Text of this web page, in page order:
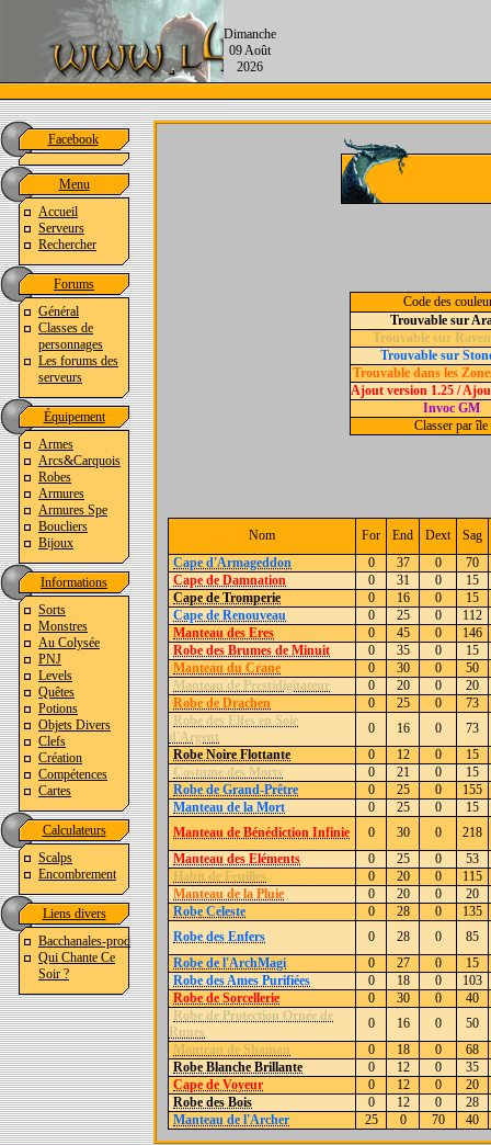
Dimanche
09 Août
2026
Facebook
Menu
Accueil
Serveurs
Rechercher
Forums
Général
Classes de
personnages
Les forums des
serveurs
Équipement
Armes
Arcs&Carquois
Robes
Armures
Armures Spe
Boucliers
Bijoux
Informations
Sorts
Monstres
Au Colysée
PNJ
Levels
Quêtes
Potions
Objets Divers
Clefs
Création
Compétences
Cartes
Calculateurs
Scalps
Encombrement
Liens divers
Bacchanales-prod
Qui Chante Ce
Soir ?
Code des
Trouvable sur
Trouvable sur
Trouvable sur
Trouvable dans les
Ajout version 1.25 /
Invoc GM
Classer par île
Nom For End Dext
Sag
Cape d'Armageddon
0 37 0
70
Cape de Damnation
0 31 0
15
Cape de Tromperie
0 16 0
15
Cape de Renouveau
0 25 0
112
Manteau des Eres
0 45 0
146
Robe des Brumes de Minuit
0 35 0
15
Manteau du Crane
0 30 0
50
Manteau de Prestidigitateur
0 20 0
20
Robe de Drachen
0 25 0
73
Robe des Elfes en Soie
d'Argent
0 16 0
73
Robe Noire Flottante
0 12 0
15
Costume des Morts
0 21 0
15
Robe de Grand-Prêtre
0 25 0
155
Manteau de la Mort
0 25 0
15
Manteau de Bénédiction Infinie
0 30 0
218
Manteau des Eléments
0 25 0
53
Habit de Feuilles
0 20 0
115
Manteau de la Pluie
0 20 0
20
Robe Celeste
0 28 0
135
Robe des Enfers
0 28 0
85
Robe de l'ArchMagi
0 27 0
15
Robe des Ames Purifiées
0 18 0
103
Robe de Sorcellerie
0 30 0
40
Robe de Protection Ornée de
Runes
0 16 0
50
Manteau de Shaman
0 18 0
68
Robe Blanche Brillante
0 12 0
35
Cape de Voyeur
0 12 0
20
Robe des Bois
0 12 0
28
Manteau de l'Archer
25 0 70 40